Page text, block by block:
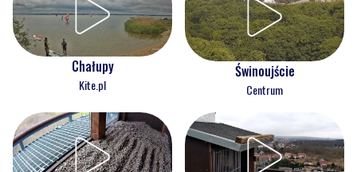
Chałupy
Kite.pl
Świnoujście
Centrum